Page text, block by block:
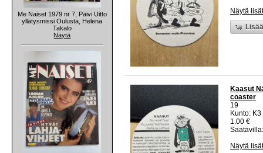
Me Naiset 1979 nr 7, Päivi Uitto
yllätysmissi Oulusta, Helena
Takalo
Näytä
Näytä
Kaasut
coaster
19
Kunto:
1.00 €
Näytä